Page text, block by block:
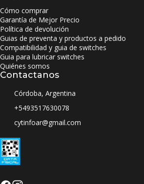
Cómo comprar
Garantía de Mejor Precio
Política de devolución
Guias de preventa y productos a pedido
Compatibilidad y guia de switches
Guia para lubricar switches
Quiénes somos
Contactanos
Córdoba, Argentina
+5493517630078
cytinfoar@gmail.com